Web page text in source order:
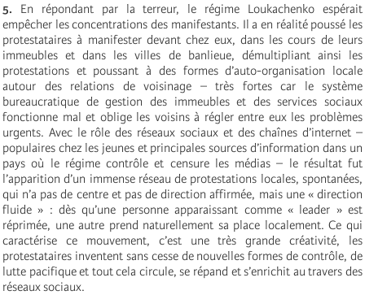
5. En répondant par la terreur, le régime Loukachenko espérait
empêcher les concentrations des manifestants. Il a en réalité poussé les
protestataires à manifester devant chez eux, dans les cours de leurs
immeubles et dans les villes de banlieue, démultipliant ainsi les
protestations et poussant à des formes d’auto-organisation locale
autour des relations de voisinage – très fortes car le système
bureaucratique de gestion des immeubles et des services sociaux
fonctionne mal et oblige les voisins à régler entre eux les problèmes
urgents. Avec le rôle des réseaux sociaux et des chaînes d’internet –
populaires chez les jeunes et principales sources d’information dans un
pays où le régime contrôle et censure les médias – le résultat fut
l’apparition d’un immense réseau de protestations locales, spontanées,
qui n’a pas de centre et pas de direction affirmée, mais une « direction
fluide » : dès qu’une personne apparaissant comme « leader » est
réprimée, une autre prend naturellement sa place localement. Ce qui
caractérise ce mouvement, c’est une très grande créativité, les
protestataires inventent sans cesse de nouvelles formes de contrôle, de
lutte pacifique et tout cela circule, se répand et s’enrichit au travers des
réseaux sociaux.